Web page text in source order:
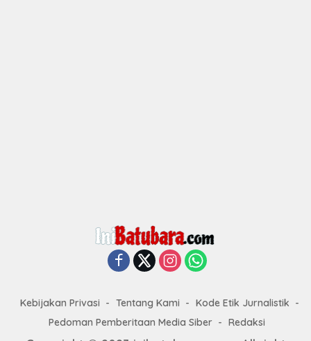
Kebijakan Privasi Tentang Kami
Kode Etik Jurnalistik
Pedoman Pemberitaan Media Siber
Redaksi